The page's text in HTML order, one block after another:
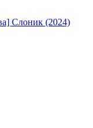
Слоник (2024)